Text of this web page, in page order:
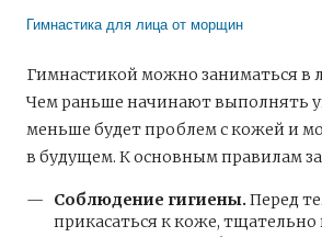
Гимнастика для лица от морщин
Гимнастикой можно заниматься в
Чем раньше начинают выполнять
меньше будет проблем с кожей и
в будущем. К основным правилам
Соблюдение гигиены.Перед
прикасаться к коже,